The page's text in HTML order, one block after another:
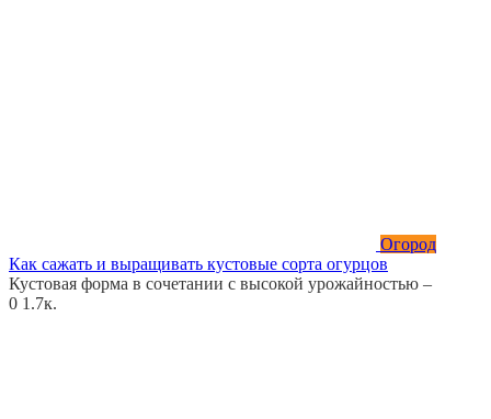
Огород
Как сажать и выращивать кустовые сорта огурцов
Кустовая форма в сочетании с высокой урожайностью –
0 1.7к.